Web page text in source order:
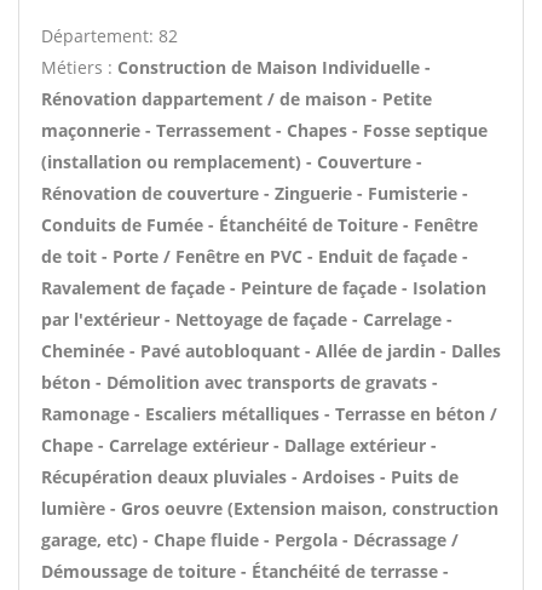
Département: 82
Métiers : Construction de Maison Individuelle -
Rénovation dappartement / de maison - Petite
maçonnerie - Terrassement - Chapes - Fosse septique
(installation ou remplacement) - Couverture -
Rénovation de couverture - Zinguerie - Fumisterie -
Conduits de Fumée - Étanchéité de Toiture - Fenêtre
de toit - Porte / Fenêtre en PVC - Enduit de façade -
Ravalement de façade - Peinture de façade - Isolation
par l'extérieur - Nettoyage de façade - Carrelage -
Cheminée - Pavé autobloquant - Allée de jardin - Dalles
béton - Démolition avec transports de gravats -
Ramonage - Escaliers métalliques - Terrasse en béton /
Chape - Carrelage extérieur - Dallage extérieur -
Récupération deaux pluviales - Ardoises - Puits de
lumière - Gros oeuvre (Extension maison, construction
garage, etc) - Chape fluide - Pergola - Décrassage /
Démoussage de toiture - Étanchéité de terrasse -